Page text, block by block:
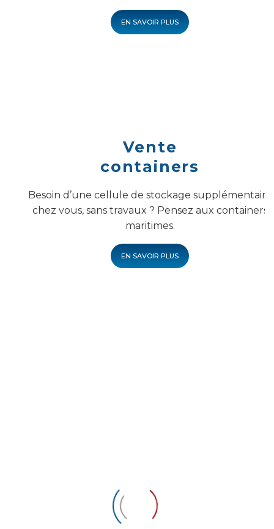
EN SAVOIR PLUS
Vente
containers
Besoin d’une cellule de stockage supplémentaire
chez vous, sans travaux ? Pensez aux containers
maritimes.
EN SAVOIR PLUS